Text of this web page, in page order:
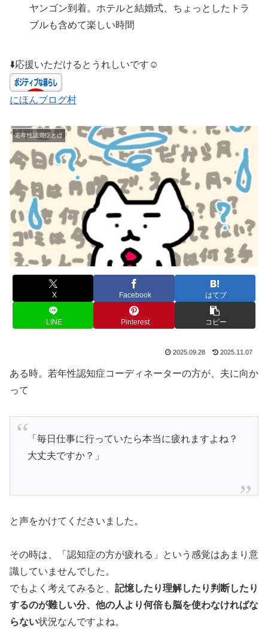
ヤンゴン到着。ホテルと結婚式、ちょっとしたトラ
ブルも含めて楽しい時間
⬇️応援いただけるとうれしいです☺️
にほんブログ村
若年性認知症とは
X Facebook はてブ
LINE Pinterest コピー
2025.09.28 2025.11.07
ある時。若年性認知症コーディネーターの方が、夫に向か
って
「毎日仕事に行っていたら本当に疲れますよね？
大丈夫ですか？」
と声をかけてくださいました。
その時は、「認知症の方が疲れる」という感覚はあまり意
識していませんでした。
でもよく考えてみると、 記憶したり理解したり判断したり
するのが難しい分、他の人より何倍も脳を使わなければな
らない状況なんですよね。